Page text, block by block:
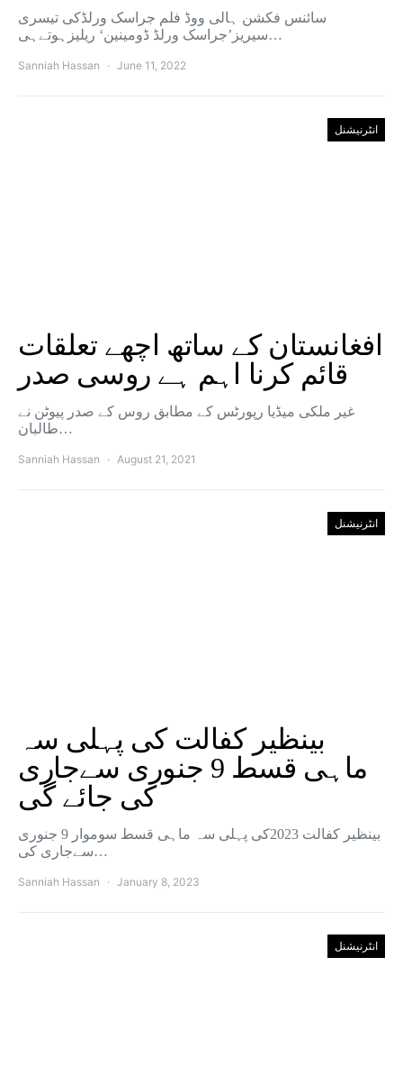
سائنس فکشن ہالی ووڈ فلم جراسک ورلڈکی تیسری
سیریز’جراسک ورلڈ ڈومینین‘ ریلیزہوتےہی…
Sanniah Hassan June 11, 2022
انٹرنیشنل
افغانستان کے ساتھ اچھے تعلقات
قائم کرنا اہم ہے روسی صدر
غیر ملکی میڈیا رپورٹس کے مطابق روس کے صدر پیوٹن نے
طالبان…
Sanniah Hassan August 21, 2021
انٹرنیشنل
بینظیر کفالت کی پہلی سہ
ماہی قسط 9 جنوری سےجاری
کی جائے گی
بینظیر کفالت 2023کی پہلی سہ ماہی قسط سوموار 9 جنوری
سےجاری کی…
Sanniah Hassan January 8, 2023
انٹرنیشنل